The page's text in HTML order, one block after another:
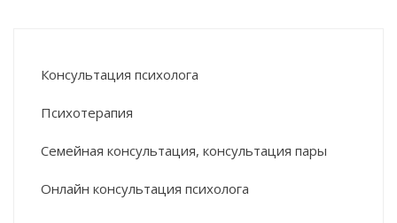
Консультация психолога
Психотерапия
Семейная консультация, консультация пары
Онлайн консультация психолога